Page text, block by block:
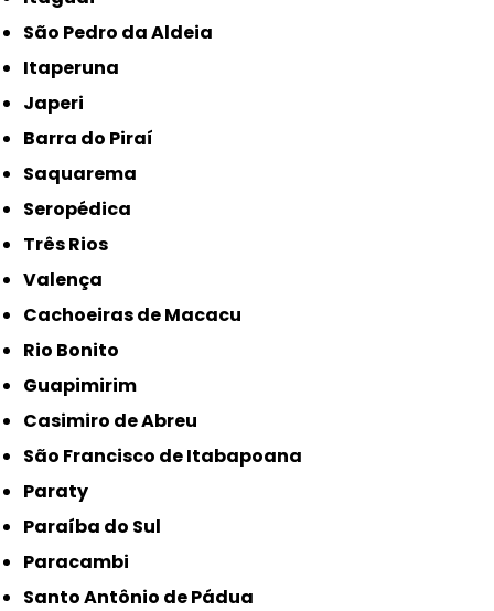
São Pedro da Aldeia
Itaperuna
Japeri
Barra do Piraí
Saquarema
Seropédica
Três Rios
Valença
Cachoeiras de Macacu
Rio Bonito
Guapimirim
Casimiro de Abreu
São Francisco de Itabapoana
Paraty
Paraíba do Sul
Paracambi
Santo Antônio de Pádua